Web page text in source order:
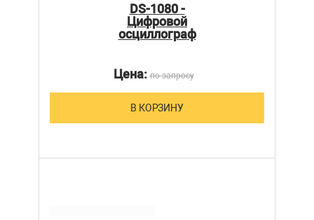
DS-1080 -
Цифровой
осциллограф
Цена:по запросу
В КОРЗИНУ